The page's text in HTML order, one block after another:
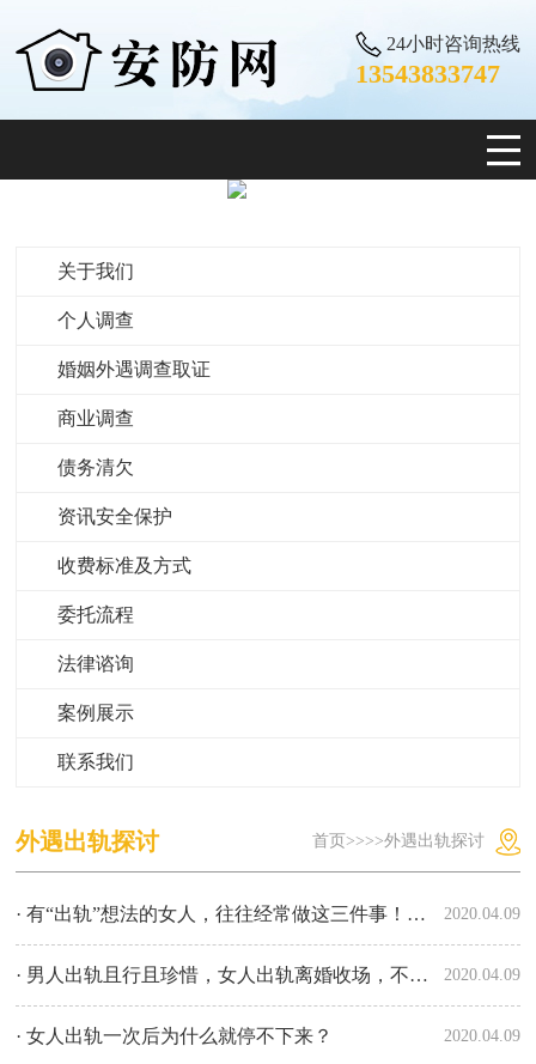
24小时咨询热线
13543833747
关于我们
个人调查
婚姻外遇调查取证
商业调查
债务清欠
资讯安全保护
收费标准及方式
委托流程
法律谘询
案例展示
联系我们
外遇出轨探讨 首页 >>>>外遇出轨探讨
2020.04.09
· 有“出轨”想法的女人，往往经常做这三件事！男人发现了得小心
2020.04.09
· 男人出轨且行且珍惜，女人出轨离婚收场，不是性别差异!
2020.04.09
· 女人出轨一次后为什么就停不下来？